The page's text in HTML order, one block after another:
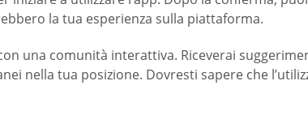
la tua esperienza sulla piattaforma.
una comunità interattiva. Riceverai
nella tua posizione. Dovresti sapere che